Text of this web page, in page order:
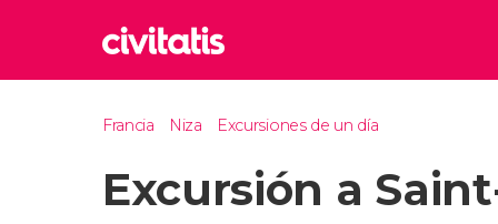
Reino
Francia Niza Excursiones de un día
Excursión a